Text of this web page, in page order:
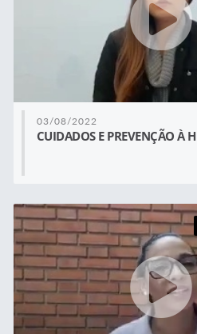
03/08/2022
CUIDADOS E PREVENÇÃO À